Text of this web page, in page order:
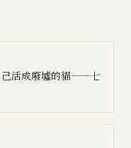
己活成廢墟的貓——七